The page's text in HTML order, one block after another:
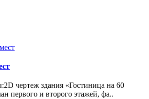
чертеж здания «Гостиница на 60
первого и второго этажей, фа..